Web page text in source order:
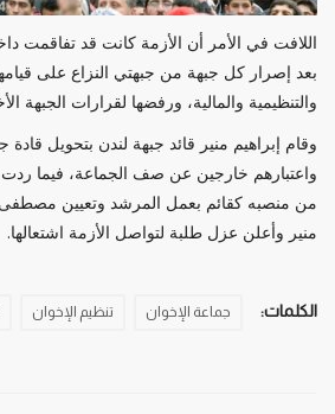
اللافت في الأمر أن الأزمة كانت قد تفاقمت
بعد إصرار كل جبهة من جبهتي النزاع على قيامها
والتنظيمية والمالية، ورفضها لقرارات الجبهة
وقام إبراهيم منير قائد جبهة لندن بتحويل
واعتبارهم خارجين عن صف الجماعة، فيما
من منصبه كقائم بعمل المرشد وتعيين مصطفى
منير وأعلن عزل طلبة لتواصل الأزمة اشتعالها.
الكلمات: جماعة الإخوان تنظيم الإخوان